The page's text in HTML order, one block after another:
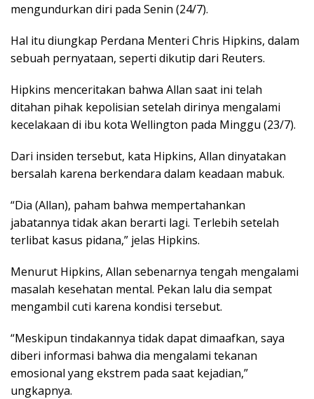
mengundurkan diri pada Senin (24/7).
Hal itu diungkap Perdana Menteri Chris Hipkins, dalam
sebuah pernyataan, seperti dikutip dari Reuters.
Hipkins menceritakan bahwa Allan saat ini telah
ditahan pihak kepolisian setelah dirinya mengalami
kecelakaan di ibu kota Wellington pada Minggu (23/7).
Dari insiden tersebut, kata Hipkins, Allan dinyatakan
bersalah karena berkendara dalam keadaan mabuk.
“Dia (Allan), paham bahwa mempertahankan
jabatannya tidak akan berarti lagi. Terlebih setelah
terlibat kasus pidana,” jelas Hipkins.
Menurut Hipkins, Allan sebenarnya tengah mengalami
masalah kesehatan mental. Pekan lalu dia sempat
mengambil cuti karena kondisi tersebut.
“Meskipun tindakannya tidak dapat dimaafkan, saya
diberi informasi bahwa dia mengalami tekanan
emosional yang ekstrem pada saat kejadian,”
ungkapnya.